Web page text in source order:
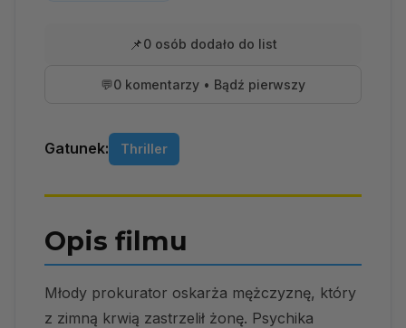
📌0 osób dodało do list
💬0 komentarzy • Bądź pierwszy
Gatunek: Thriller
Opis filmu
Młody prokurator oskarża mężczyznę, który
z zimną krwią zastrzelił żonę. Psychika